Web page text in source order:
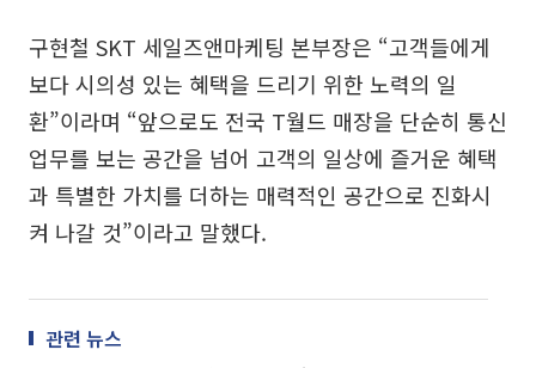
구현철 SKT 세일즈앤마케팅 본부장은 “고객들에게
보다 시의성 있는 혜택을 드리기 위한 노력의 일
환”이라며 “앞으로도 전국 T월드 매장을 단순히 통신
업무를 보는 공간을 넘어 고객의 일상에 즐거운 혜택
과 특별한 가치를 더하는 매력적인 공간으로 진화시
켜 나갈 것”이라고 말했다.
관련 뉴스